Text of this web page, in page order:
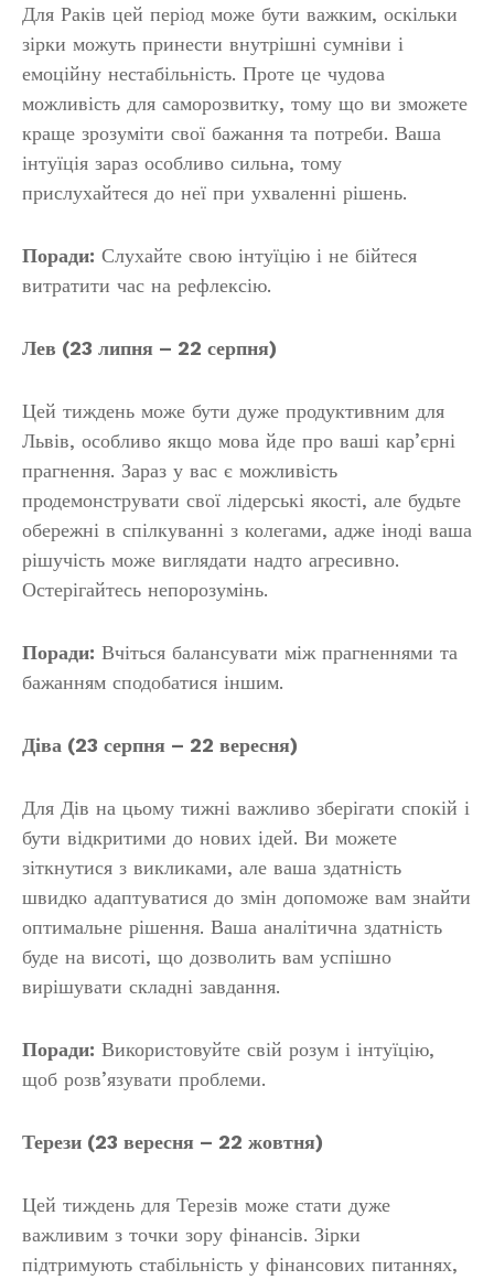
Для Раків цей період може бути важким, оскільки
зірки можуть принести внутрішні сумніви і
емоційну нестабільність. Проте це чудова
можливість для саморозвитку, тому що ви зможете
краще зрозуміти свої бажання та потреби. Ваша
інтуїція зараз особливо сильна, тому
прислухайтеся до неї при ухваленні рішень.
Поради: Слухайте свою інтуїцію і не бійтеся
витратити час на рефлексію.
Лев (23 липня – 22 серпня)
Цей тиждень може бути дуже продуктивним для
Львів, особливо якщо мова йде про ваші кар’єрні
прагнення. Зараз у вас є можливість
продемонструвати свої лідерські якості, але будьте
обережні в спілкуванні з колегами, адже іноді ваша
рішучість може виглядати надто агресивно.
Остерігайтесь непорозумінь.
Поради: Вчіться балансувати між прагненнями та
бажанням сподобатися іншим.
Діва (23 серпня – 22 вересня)
Для Дів на цьому тижні важливо зберігати спокій і
бути відкритими до нових ідей. Ви можете
зіткнутися з викликами, але ваша здатність
швидко адаптуватися до змін допоможе вам знайти
оптимальне рішення. Ваша аналітична здатність
буде на висоті, що дозволить вам успішно
вирішувати складні завдання.
Поради: Використовуйте свій розум і інтуїцію,
щоб розв’язувати проблеми.
Терези (23 вересня – 22 жовтня)
Цей тиждень для Терезів може стати дуже
важливим з точки зору фінансів. Зірки
підтримують стабільність у фінансових питаннях,